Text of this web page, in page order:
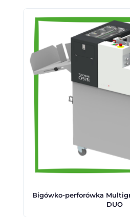
Bigówko-perforówka
DUO